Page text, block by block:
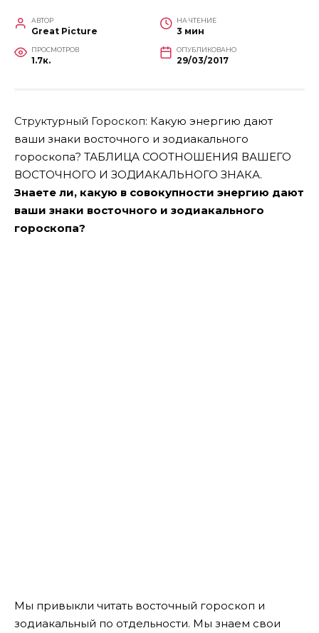
АВТОР
Great Picture
НА ЧТЕНИЕ
3 мин
ПРОСМОТРОВ
1.7к.
ОПУБЛИКОВАНО
29/03/2017
Структурный Гороскоп: Какую энергию дают
ваши знаки восточного и зодиакального
гороскопа? ТАБЛИЦА СООТНОШЕНИЯ ВАШЕГО
ВОСТОЧНОГО И ЗОДИАКАЛЬНОГО ЗНАКА.
Знаете ли, какую в совокупности энергию дают
ваши знаки восточного и зодиакального
гороскопа?
Мы привыкли читать восточный гороскоп и
зодиакальный по отдельности. Мы знаем свои